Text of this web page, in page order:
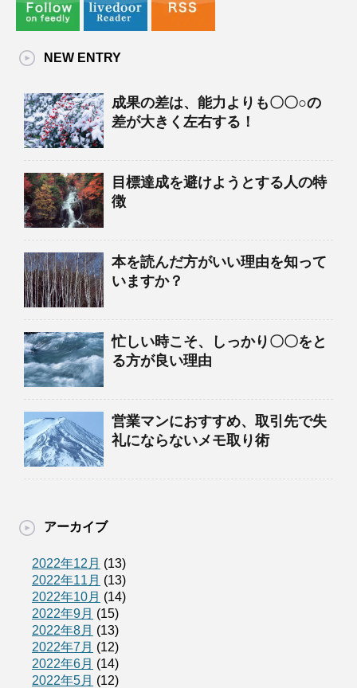
NEW ENTRY
成果の差は、能力よりも〇〇○の
差が大きく左右する！
目標達成を避けようとする人の特
徴
本を読んだ方がいい理由を知って
いますか？
忙しい時こそ、しっかり〇〇をと
る方が良い理由
営業マンにおすすめ、取引先で失
礼にならないメモ取り術
アーカイブ
2022年12月 (13)
2022年11月 (13)
2022年10月 (14)
2022年9月 (15)
2022年8月 (13)
2022年7月 (12)
2022年6月 (14)
2022年5月 (12)